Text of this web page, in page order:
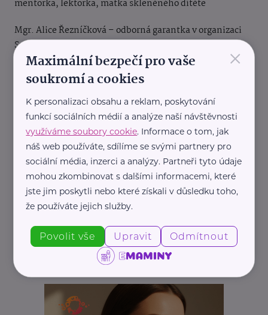
mentorka, lektorka, matka skleněného dítěte
Mgr. Alice Řezníčková – odbornágarantka v organizaci
Srdcem Robinson, krizová interventka, koordinátorka
Krizového intervenčního týmu FNM
Mgr. et Mgr. Adam Táborský, Ph.D.-
psycholog, psychoterapeut
Psychology Today (2025):I Was a Glass Child
Sandstone Care, 2025
Handicap, porucha Komunikace Podpora a pomoc
×
Maximální bezpečí pro vaše
soukromí a cookies
K personalizaci obsahu a reklam, poskytování
funkcí sociálních médií a analýze naší návštěvnosti
využíváme soubory cookie. Informace o tom, jak
náš web používáte, sdílíme se svými partnery pro
sociální média, inzerci a analýzy. Partneři tyto údaje
mohou zkombinovat s dalšími informacemi, které
jste jim poskytli nebo které získali v důsledku toho,
že používáte jejich služby.
Povolit vše Upravit Odmítnout